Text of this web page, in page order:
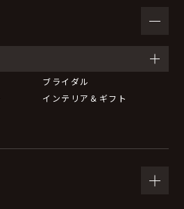
ブライダル
インテリア＆ギフト